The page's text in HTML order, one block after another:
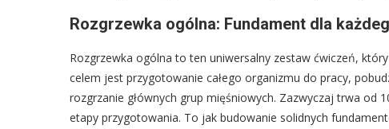
Rozgrzewka ogólna: Fundament dla
Rozgrzewka ogólna to ten uniwersalny zestaw ćwiczeń,
celem jest przygotowanie całego organizmu do pracy,
rozgrzanie głównych grup mięśniowych. Zazwyczaj trwa od
etapy przygotowania. To jak budowanie solidnych